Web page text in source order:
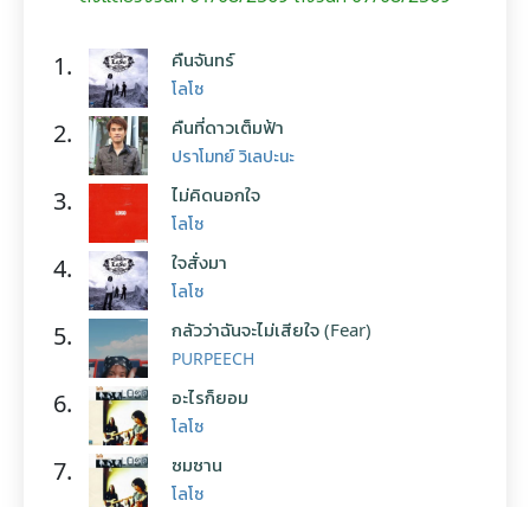
1. คืนจันทร์
โลโซ
2. คืนที่ดาวเต็มฟ้า
ปราโมทย์ วิเลปะนะ
3. ไม่คิดนอกใจ
โลโซ
4. ใจสั่งมา
โลโซ
5. กลัวว่าฉันจะไม่เสียใจ (Fear)
PURPEECH
6. อะไรก็ยอม
โลโซ
7. ซมซาน
โลโซ